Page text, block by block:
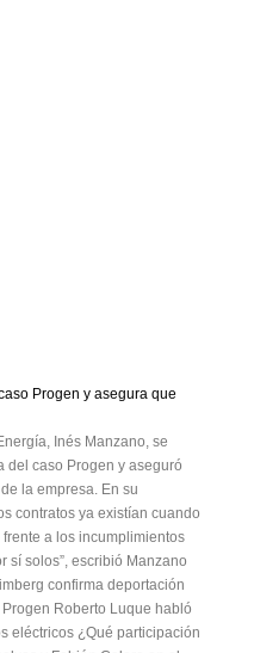
Progen y asegura que
Inés Manzano, se
del caso Progen y aseguró
la empresa. En su
contratos ya existían cuando
a los incumplimientos
sí solos”, escribió Manzano
confirma deportación
Roberto Luque habló
eléctricos ¿Qué participación